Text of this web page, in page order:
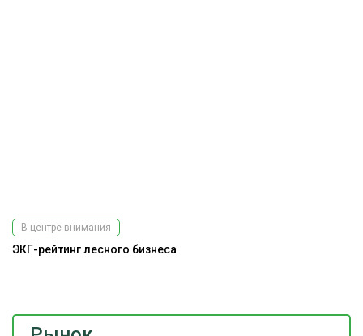
В центре внимания
ЭКГ-рейтинг лесного бизнеса